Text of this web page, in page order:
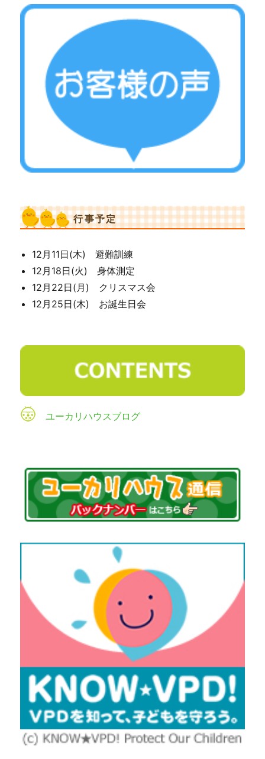
行事予定
12月11日(木) 避難訓練
12月18日(火) 身体測定
12月22日(月) クリスマス会
12月25日(木) お誕生日会
ユーカリハウスブログ